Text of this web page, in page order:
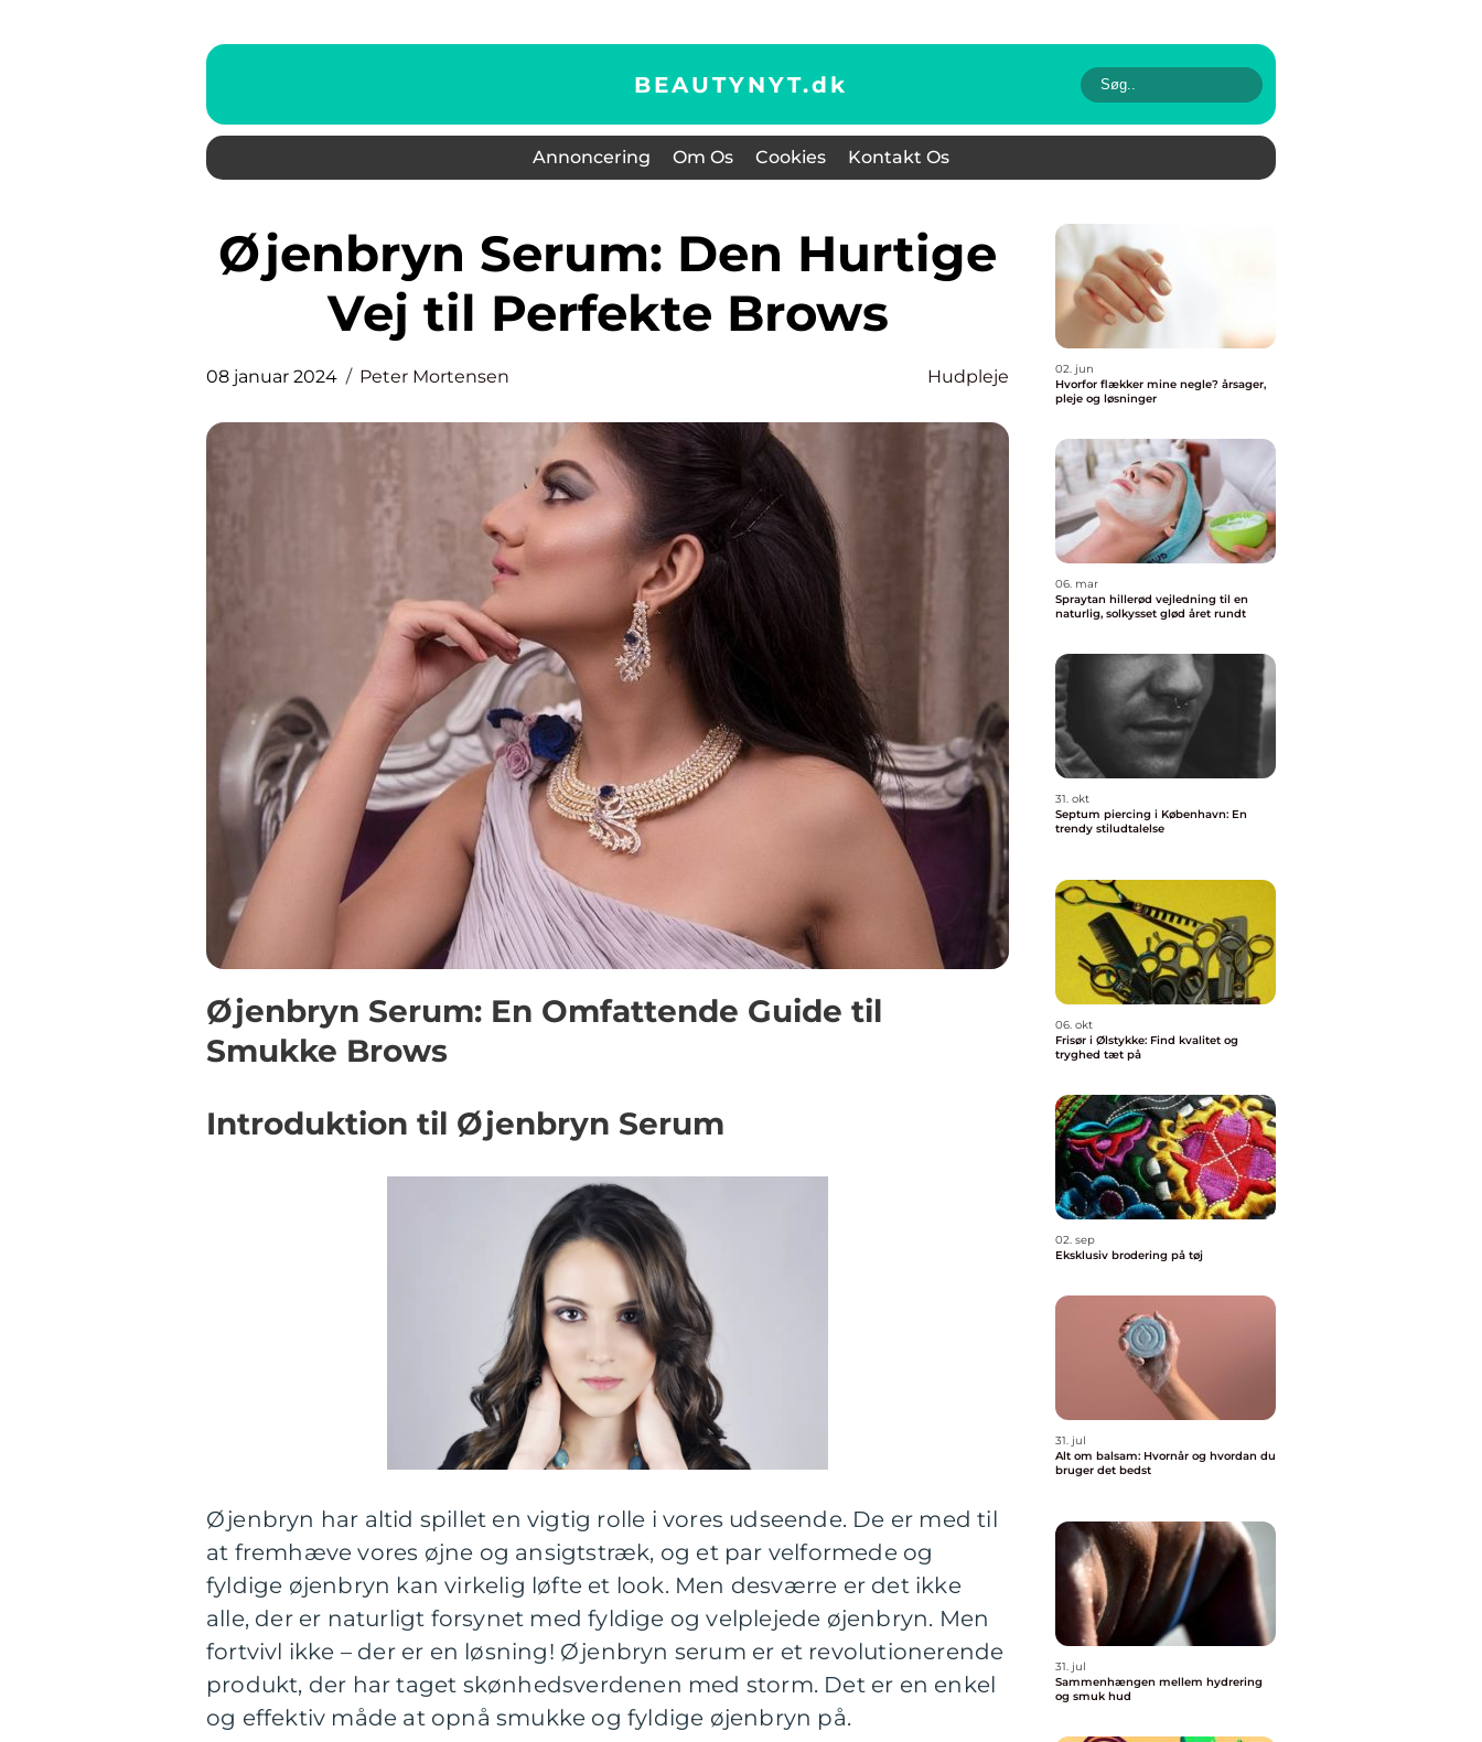
BEAUTYNYT.dk
Annoncering Om Os Cookies Kontakt Os
Øjenbryn Serum: Den Hurtige
Vej til Perfekte Brows
08 januar 2024 Peter Mortensen Hudpleje
Øjenbryn Serum: En Omfattende Guide til
Smukke Brows
Introduktion til Øjenbryn Serum
Øjenbryn har altid spillet en vigtig rolle i vores udseende. De er med til
at fremhæve vores øjne og ansigtstræk, og et par velformede og
fyldige øjenbryn kan virkelig løfte et look. Men desværre er det ikke
alle, der er naturligt forsynet med fyldige og velplejede øjenbryn. Men
fortvivl ikke – der er en løsning! Øjenbryn serum er et revolutionerende
produkt, der har taget skønhedsverdenen med storm. Det er en enkel
og effektiv måde at opnå smukke og fyldige øjenbryn på.
02. jun
Hvorfor flækker mine negle? årsager,
pleje og løsninger
06. mar
Spraytan hillerød vejledning til en
naturlig, solkysset glød året rundt
31. okt
Septum piercing i København: En
trendy stiludtalelse
06. okt
Frisør i Ølstykke: Find kvalitet og
tryghed tæt på
02. sep
Eksklusiv brodering på tøj
31. jul
Alt om balsam: Hvornår og hvordan du
bruger det bedst
31. jul
Sammenhængen mellem hydrering
og smuk hud